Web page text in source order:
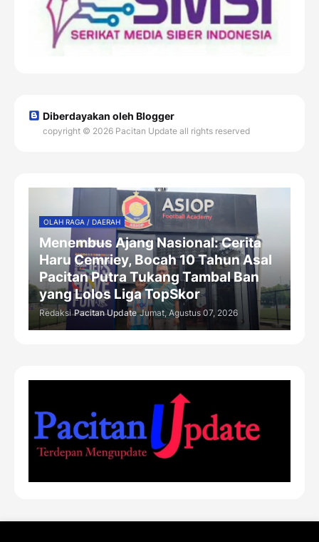
Diberdayakan oleh Blogger
copyright © 2026 Pacitan Update all rights reserved
OLAH RAGA / DAERAH
Menembus Ajang Nasional: Cerita
Haru Cemriey, Bocah 10 Tahun Asal
Pacitan Putra Tukang Tambal Ban
yang Lolos Liga TopSkor
Redaksi Pacitan Update Jumat, Agustus 07, 2026